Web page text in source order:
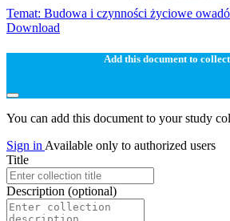
Temat: Budowa i czynności życiowe
Download
Add this document to
You can add this document to your study
Sign in Available only to authorized users
Title
Description (optional)